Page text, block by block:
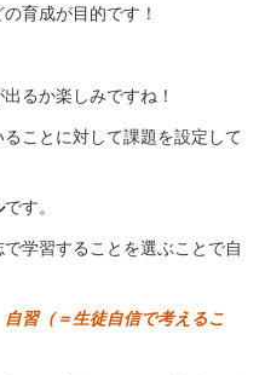
育成が目的です！
るか楽しみですね！
ことに対して課題を設定して
です。
学習することを選ぶことで自
自習（＝生徒自信で考えるこ